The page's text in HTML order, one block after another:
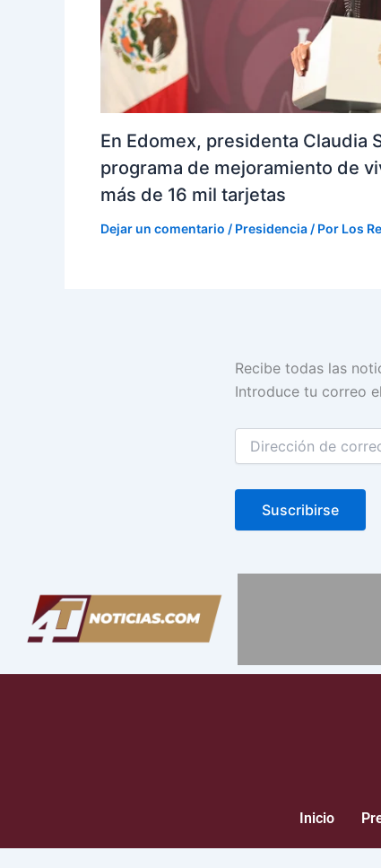
En Edomex, presidenta Claudia
programa de mejoramiento de
más de 16 mil tarjetas
Dejar un comentario / Presidencia/ Por Los
Recibe todas las
Introduce tu correo
Dirección
correo
Suscribirse
Inicio